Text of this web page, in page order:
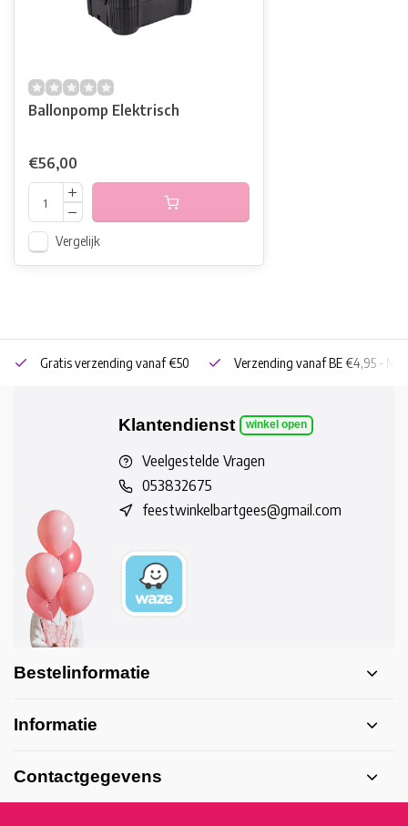
Ballonpomp Elektrisch
€56,00
Vergelijk
Gratis verzending vanaf €50 Verzending vanaf BE €4,95 - NL
Klantendienst winkel open
Veelgestelde Vragen
053832675
feestwinkelbartgees@gmail.com
Bestelinformatie
Informatie
Contactgegevens